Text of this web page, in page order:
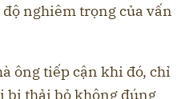
nghiêm trọng của vấn
ông tiếp cận khi đó, chỉ
bị thải bỏ không đúng